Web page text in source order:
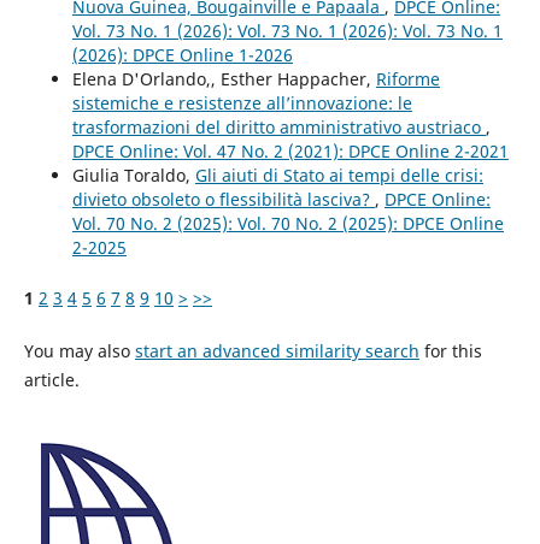
Nuova Guinea, Bougainville e Papaala , DPCE Online:
Vol. 73 No. 1 (2026): Vol. 73 No. 1 (2026): Vol. 73 No. 1
(2026): DPCE Online 1-2026
Elena D'Orlando,, Esther Happacher, Riforme
sistemiche e resistenze all’innovazione: le
trasformazioni del diritto amministrativo austriaco ,
DPCE Online: Vol. 47 No. 2 (2021): DPCE Online 2-2021
Giulia Toraldo, Gli aiuti di Stato ai tempi delle crisi:
divieto obsoleto o flessibilità lasciva? , DPCE Online:
Vol. 70 No. 2 (2025): Vol. 70 No. 2 (2025): DPCE Online
2-2025
1 2 3 4 5 6 7 8 9 10 > >>
You may also start an advanced similarity search for this
article.